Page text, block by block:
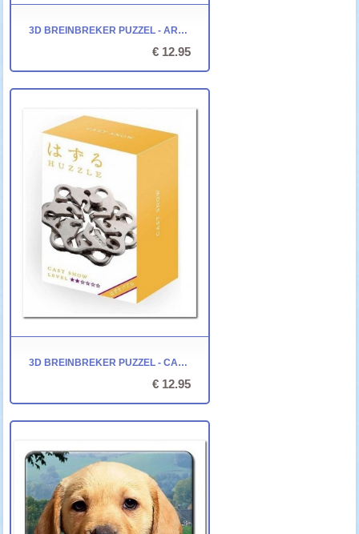
3D BREINBREKER PUZZEL - ARCHIMEDES' NUTS AND BOLTS *
€ 12.95
3D BREINBREKER PUZZEL - CAST SNOW **
€ 12.95